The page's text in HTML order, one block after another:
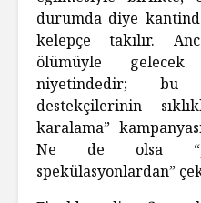
durumda diye
kelepçe takılır.
ölümüyle
niyetindedir; bu
destekçilerinin
karalama”
Ne de olsa
spekülasyonlardan”